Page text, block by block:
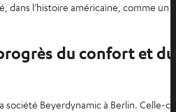
dans l’histoire américaine, comme
du confort et
société Beyerdynamic à Berlin.